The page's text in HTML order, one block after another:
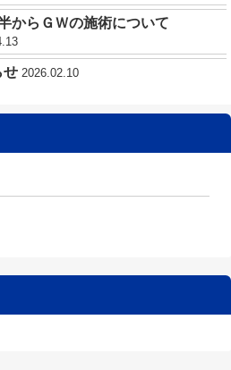
からＧＷの施術について
せ 2026.02.10